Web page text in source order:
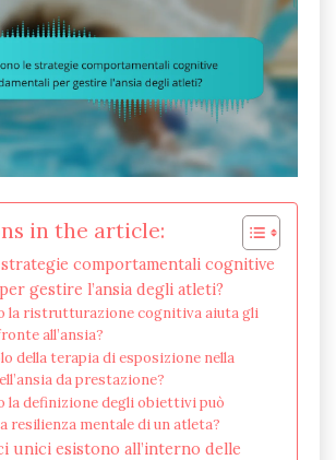
in the article:
comportamentali cognitive
gestire l’ansia degli atleti?
la ristrutturazione cognitiva aiuta gli
all’ansia?
della terapia di esposizione nella
da prestazione?
la definizione degli obiettivi può
resilienza mentale di un atleta?
unici esistono all’interno delle